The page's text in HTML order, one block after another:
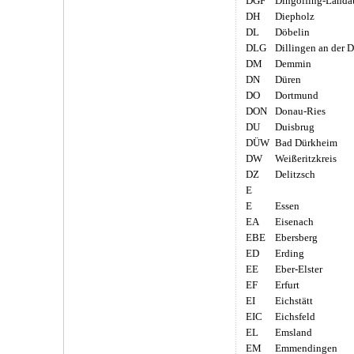
DH
Diepholz
DL
Döbelin
DLG
Dillingen an der
DM
Demmin
DN
Düren
DO
Dortmund
DON
Donau-Ries
DU
Duisbrug
DÜW Bad Dürkheim
DW
Weißeritzkreis
DZ
Delitzsch
E
E
Essen
EA
Eisenach
EBE
Ebersberg
ED
Erding
EE
Eber-Elster
EF
Erfurt
EI
Eichstätt
EIC
Eichsfeld
EL
Emsland
EM
Emmendingen